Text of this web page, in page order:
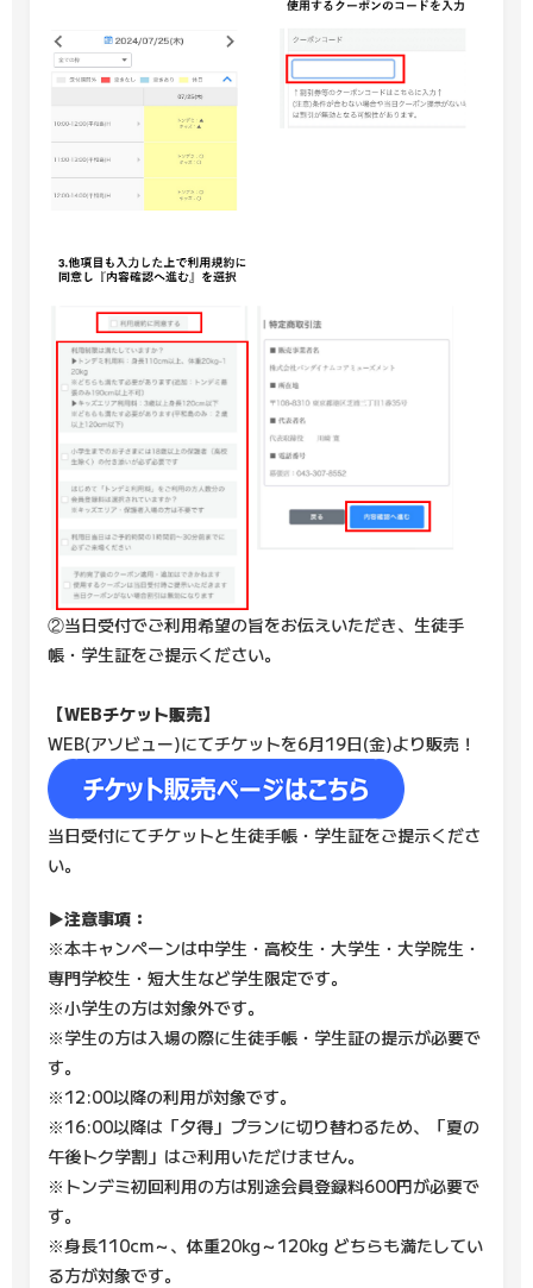
②当日受付でご利用希望の旨をお伝えいただき、生徒手
帳・学生証をご提示ください。
【WEBチケット販売】
WEB(アソビュー)にてチケットを6月19日(金)より販売！
当日受付にてチケットと生徒手帳・学生証をご提示くださ
い。
▶注意事項：
※本キャンペーンは中学生・高校生・大学生・大学院生・
専門学校生・短大生など学生限定です。
※小学生の方は対象外です。
※学生の方は入場の際に生徒手帳・学生証の提示が必要で
す。
※12:00以降の利用が対象です。
※16:00以降は「夕得」プランに切り替わるため、「夏の
午後トク学割」はご利用いただけません。
※トンデミ初回利用の方は別途会員登録料600円が必要で
す。
※身長110cm～、体重20kg～120kg どちらも満たしてい
る方が対象です。